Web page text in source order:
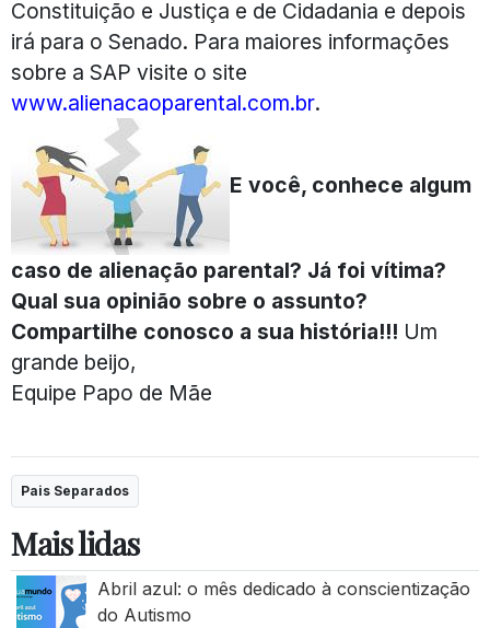
Constituição e Justiça e de Cidadania e depois
irá para o Senado. Para maiores informações
sobre a SAP visite o site
www.alienacaoparental.com.br.
E você, conhece algum
caso de alienação parental? Já foi vítima?
Qual sua opinião sobre o assunto?
Compartilhe conosco a sua história!!! Um
grande beijo,
Equipe Papo de Mãe
Pais Separados
Mais lidas
Abril azul: o mês dedicado à conscientização
do Autismo